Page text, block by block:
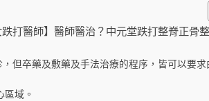
打醫師】醫師醫治？中元堂跌打整脊正骨
但卒藥及敷藥及手法治療的程序，皆可以要求
域。